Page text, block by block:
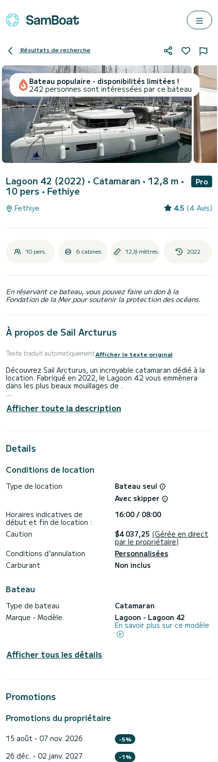
Résultats de recherche
Bateau populaire - disponibilités limitées !
242 personnes sont intéressées par ce bateau
Lagoon 42 (2022) • Catamaran • 12,8 m •
10 pers • Fethiye
Pro
Fethiye 4.5 (4 Avis)
10 pers. 6 cabines 12,8 mètres 2022
En réservant ce bateau, vous pouvez faire un don à la
Fondation de la Mer pour soutenir la protection des océans.
À propos de Sail Arcturus
Texte traduit automatiquementAfficher le texte original
Découvrez Sail Arcturus, un incroyable catamaran dédié à la
location. Fabriqué en 2022, le Lagoon 42 vous emmènera
dans les plus beaux mouillages de .
d'une capacité de 10 personnes. D'une longueur hors tout
de 13 mètres, il sera votre meilleur allié pour passer des
directement par SamBoat. Vous obtiendrez les meilleurs prix
Afficher toute la description
Details
Conditions de location
Type de location
Bateau seul
Avec skipper
Horaires indicatives de
début et fin de location :
16:00 / 08:00
Caution
$4 037,25 (Gérée en direct
par le propriétaire)
Conditions d'annulation
Personnalisées
Carburant
Non inclus
Bateau
Type de bateau
Catamaran
Marque - Modèle
Lagoon - Lagoon 42
En savoir plus sur ce modèle
Afficher tous les détails
Promotions
Promotions du propriétaire
15 août - 07 nov. 2026 -5%
26 déc. - 02 janv. 2027 -1%